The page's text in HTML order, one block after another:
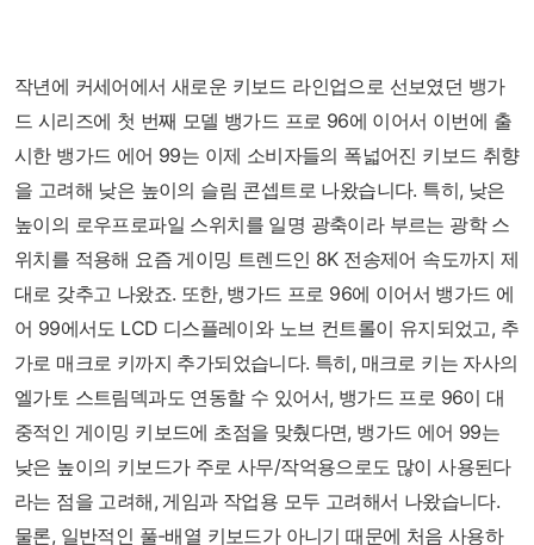
작년에 커세어에서 새로운 키보드 라인업으로 선보였던 뱅가
드 시리즈에 첫 번째 모델 뱅가드 프로 96에 이어서 이번에 출
시한 뱅가드 에어 99는 이제 소비자들의 폭넓어진 키보드 취향
을 고려해 낮은 높이의 슬림 콘셉트로 나왔습니다. 특히, 낮은
높이의 로우프로파일 스위치를 일명 광축이라 부르는 광학 스
위치를 적용해 요즘 게이밍 트렌드인 8K 전송제어 속도까지 제
대로 갖추고 나왔죠. 또한, 뱅가드 프로 96에 이어서 뱅가드 에
어 99에서도 LCD 디스플레이와 노브 컨트롤이 유지되었고, 추
가로 매크로 키까지 추가되었습니다. 특히, 매크로 키는 자사의
엘가토 스트림덱과도 연동할 수 있어서, 뱅가드 프로 96이 대
중적인 게이밍 키보드에 초점을 맞췄다면, 뱅가드 에어 99는
낮은 높이의 키보드가 주로 사무/작억용으로도 많이 사용된다
라는 점을 고려해, 게임과 작업용 모두 고려해서 나왔습니다.
물론, 일반적인 풀-배열 키보드가 아니기 때문에 처음 사용하